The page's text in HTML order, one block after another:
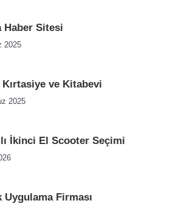
Haber Sitesi
2025
Kırtasiye ve Kitabevi
2025
İkinci El Scooter Seçimi
Uygulama Firması